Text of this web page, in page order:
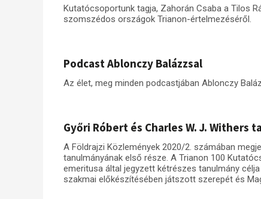
Kutatócsoportunk tagja, Zahorán Csaba a Tilos
szomszédos országok Trianon-értelmezéséről.
Podcast Ablonczy Balázzsal
Az élet, meg minden podcastjában Ablonczy
Győri Róbert és Charles W. J. Withers
A Földrajzi Közlemények 2020/2. számában
tanulmányának első része. A Trianon 100
emeritusa által jegyzett kétrészes tanulmány
szakmai előkészítésében játszott szerepét és